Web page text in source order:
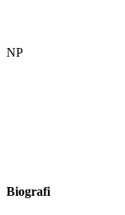
NP
Biografi